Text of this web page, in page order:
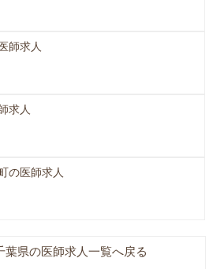
師求人
求人
の医師求人
葉県の医師求人一覧へ戻る